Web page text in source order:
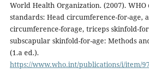
World Health Organization. (2007).
standards: Head circumference-for-age,
circumference-forage, triceps skinfold-
subscapular skinfold-for-age: Methods
(1.a ed.).
https://www.who.int/publications/i/item/